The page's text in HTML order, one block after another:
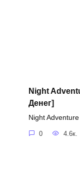
Night
Денег]
Night
0 4.6к.